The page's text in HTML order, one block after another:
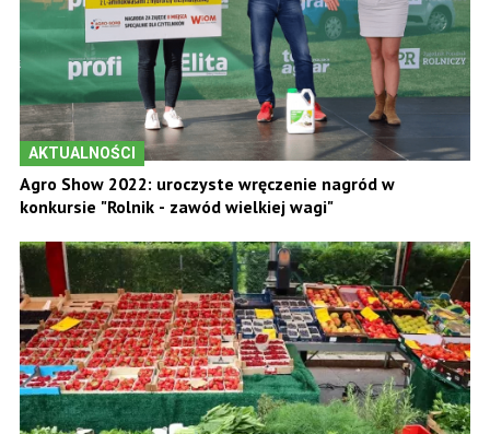
AKTUALNOŚCI
Agro Show 2022: uroczyste wręczenie nagród w
konkursie "Rolnik - zawód wielkiej wagi"